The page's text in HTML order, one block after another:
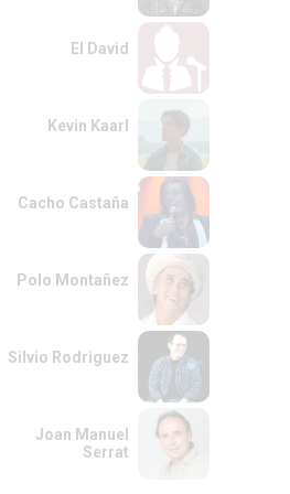
El David
Kevin Kaarl
Cacho Castaña
Polo Montañez
Silvio Rodriguez
Joan Manuel
Serrat